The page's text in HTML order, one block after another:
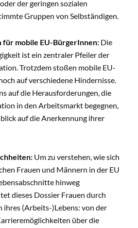
der geringen sozialen
Gruppen von Selbständigen.
mobile EU-BürgerInnen: Die
ist ein zentraler Pfeiler der
Trotzdem stoßen mobile EU-
auf verschiedene Hindernisse.
auf die Herausforderungen, die
in den Arbeitsmarkt begegnen,
auf die Anerkennung ihrer
Um zu verstehen, wie sich
Frauen und Männern in der EU
hinweg
dieses Dossier Frauen durch
ihres (Arbeits-)Lebens: von der
über die